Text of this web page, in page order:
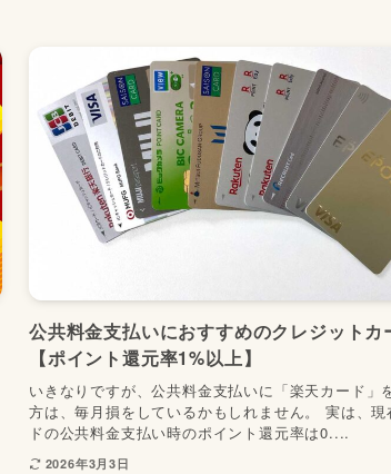
公共料金支払いにおすすめのクレジットカ
【ポイント還元率1%以上】
いきなりですが、公共料金支払いに「楽天カード」
方は、毎月損をしているかもしれません。 実は、現
ドの公共料金支払い時のポイント還元率は0....
2026年3月3日